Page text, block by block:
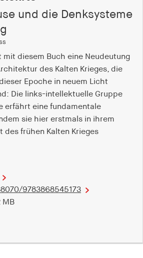
und die Denksysteme
mit diesem Buch eine Neudeutung
des Kalten Krieges, die
Epoche in neuem Licht
Die links-intellektuelle Gruppe
erfährt eine fundamentale
sie hier erstmals in ihrem
des frühen Kalten Krieges
9783868545173
MB